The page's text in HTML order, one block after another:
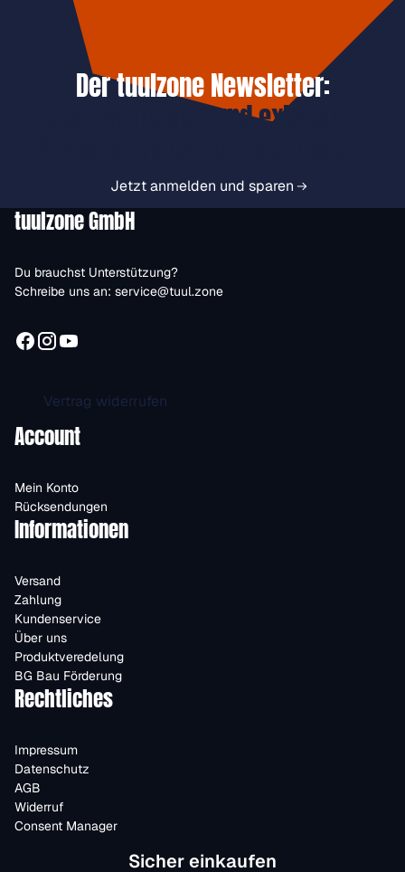
Der tuulzone Newsletter:
Jetzt anmelden und exklusive
Jetzt anmelden und sparen
tuulzone GmbH
Du brauchst Unterstützung?
Schreibe uns an: service@tuul.zone
Vertrag widerrufen
Account
Mein Konto
Rücksendungen
Informationen
Versand
Zahlung
Kundenservice
Über uns
Produktveredelung
BG Bau Förderung
Rechtliches
Impressum
Datenschutz
AGB
Widerruf
Consent Manager
Sicher einkaufen